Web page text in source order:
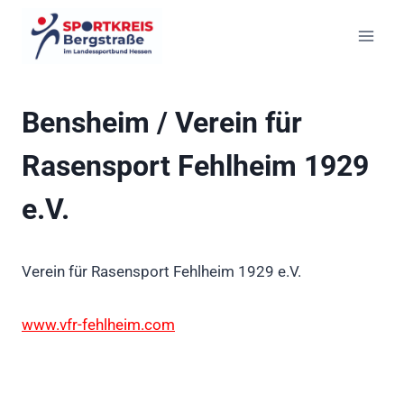
Inhalt
springen
Bensheim / Verein für
Rasensport Fehlheim 1929
e.V.
Verein für Rasensport Fehlheim 1929 e.V.
www.vfr-fehlheim.com